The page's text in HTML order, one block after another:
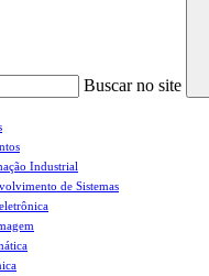
Buscar no site
Industrial
de Sistemas